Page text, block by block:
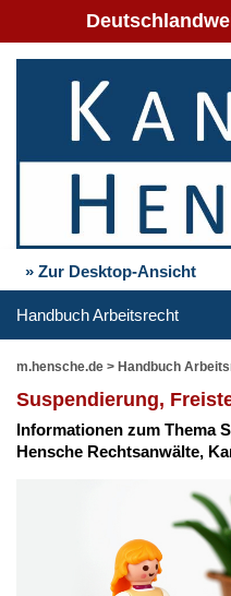
» Zur Desktop-Ansicht
Handbuch Arbeitsrecht
m.hensche.de > Handbuch
Su­s­pen­die­rung,
In­for­ma­tio­nen zum The­ma
Hen­sche Rechts­an­wäl­te,